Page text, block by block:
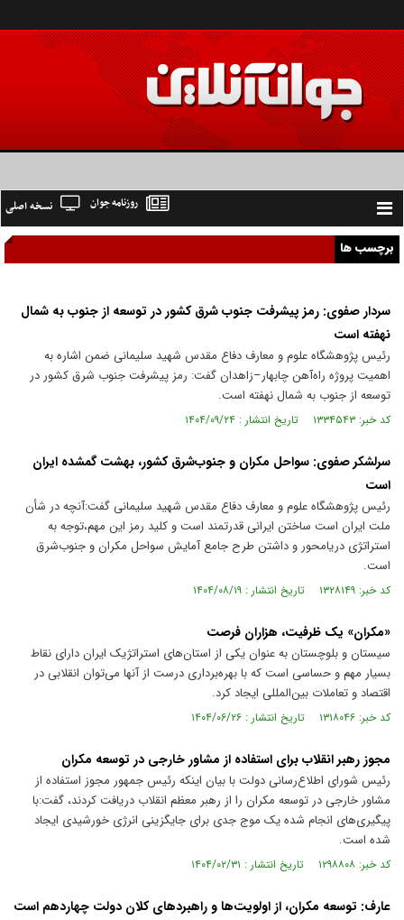
Toggle
navigation
نسخه اصلی روزنامه جوان
برچسب ها
سردار صفوی: رمز پیشرفت جنوب شرق کشور در توسعه از جنوب به شمال
نهفته است
رئیس پژوهشگاه علوم و معارف دفاع مقدس شهید سلیمانی ضمن اشاره به
اهمیت پروژه راه‌آهن چابهار–زاهدان گفت: رمز پیشرفت جنوب شرق کشور در
توسعه از جنوب به شمال نهفته است.
کد خبر: ۱۳۳۴۵۴۳ تاریخ انتشار : ۱۴۰۴/۰۹/۲۴
سرلشکر صفوی: سواحل مکران و جنوب‌شرق کشور، بهشت گمشده ایران
است
رئیس پژوهشگاه علوم و معارف دفاع مقدس شهید سلیمانی گفت:آنچه در شأن
ملت ایران است ساختن ایرانی قدرتمند است و کلید رمز این مهم،توجه به
استراتژی دریامحور و داشتن طرح جامع آمایش سواحل مکران و جنوب‌شرق
است.
کد خبر: ۱۳۲۸۱۴۹ تاریخ انتشار : ۱۴۰۴/۰۸/۱۹
«مکران» یک ظرفیت، هزاران فرصت
سیستان و بلوچستان به عنوان یکی از استان‌های استراتژیک ایران دارای نقاط
بسیار مهم و حساسی است که با بهره‌برداری درست از آنها می‌توان انقلابی در
اقتصاد و تعاملات بین‌المللی ایجاد کرد.
کد خبر: ۱۳۱۸۰۴۶ تاریخ انتشار : ۱۴۰۴/۰۶/۲۶
مجوز رهبر انقلاب برای استفاده از مشاور خارجی در توسعه مکران
رئیس شورای اطلاع‌رسانی دولت با بیان اینکه رئیس جمهور مجوز استفاده از
مشاور خارجی در توسعه مکران را از رهبر معظم انقلاب دریافت کردند، گفت:با
پیگیری‌های انجام شده یک موج جدی برای جایگزینی انرژی خورشیدی ایجاد
شده است.
کد خبر: ۱۲۹۸۸۰۸ تاریخ انتشار : ۱۴۰۴/۰۲/۳۱
عارف: توسعه مکران، از اولویت‌ها و راهبرد‌های کلان دولت چهاردهم است